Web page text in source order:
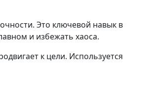
Это ключевой навык в
и избежать хаоса.
к цели. Используется